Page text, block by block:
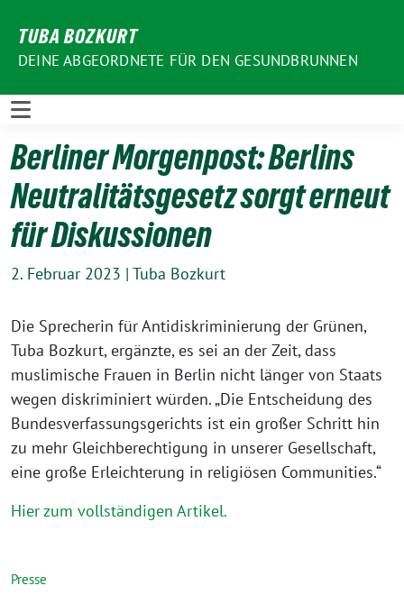
zum
Inhalt
TUBA BOZKURT
DEINE ABGEORDNETE FÜR DEN GESUNDBRUNNEN
Berliner Morgenpost: Berlins
Neutralitätsgesetz sorgt erneut
für Diskussionen
2. Februar 2023 | Tuba Bozkurt
Die Sprecherin für Antidiskriminierung der Grünen,
Tuba Bozkurt, ergänzte, es sei an der Zeit, dass
muslimische Frauen in Berlin nicht länger von Staats
wegen diskriminiert würden. „Die Entscheidung des
Bundesverfassungsgerichts ist ein großer Schritt hin
zu mehr Gleichberechtigung in unserer Gesellschaft,
eine große Erleichterung in religiösen Communities.“
Hier zum vollständigen Artikel.
Presse